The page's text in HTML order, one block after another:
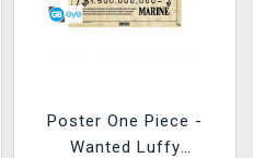
Poster One Piece -
Wanted Luffy